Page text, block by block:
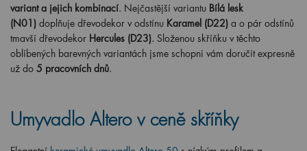
variant a jejich kombinací. Nejčastější variantu Bílá lesk
(N01) doplňuje dřevodekor v odstínu Karamel (D22) a o pár odstínů
tmavší dřevodekor Hercules (D23). Složenou skříňku v těchto
oblíbených barevných variantách jsme schopni vám doručit expresně
už do 5 pracovních dnů.
Umyvadlo Altero v ceně skříňky